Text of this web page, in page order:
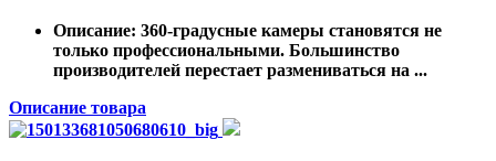
Описание: 360-градусные камеры становятся не
только профессиональными. Большинство
производителей перестает размениваться на ...
Описание товара